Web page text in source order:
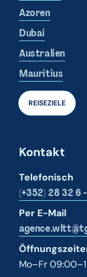
Azoren
Dubai
Australien
Mauritius
REISEZIELE
Kontakt
Telefonisch
(+352) 28 32 6
Per E-Mail
Mo–Fr